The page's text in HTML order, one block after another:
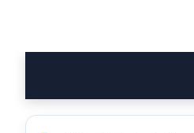
content